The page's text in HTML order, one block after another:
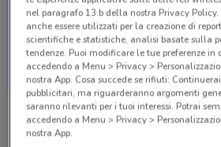
Non ci sono negozi
nel paragrafo 13.b della nostra Privacy
anche essere utilizzati per la creazione di
scientifiche e statistiche, analisi basate sulla
tendenze. Puoi modificare le tue preferenze
accedendo a Menu > Privacy >
nostra App. Cosa succede se rifiuti:
pubblicitari, ma riguarderanno argomenti
saranno rilevanti per i tuoi interessi. Potrai
accedendo a Menu > Privacy >
nostra App.